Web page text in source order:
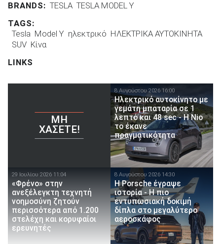
BRANDS: TESLA TESLA MODEL Y
TAGS:
Tesla Model Y ηλεκτρικό ΗΛΕΚΤΡΙΚΑ ΑΥΤΟΚΙΝΗΤΑ
SUV Κίνα
LINKS
ΜΗ
ΧΆΣΕΤΕ!
8 Αυγούστου 2026 16:00
Ηλεκτρικό αυτοκίνητο με
γεμάτη μπαταρία σε 1
λεπτό και 48 sec - Η Nio
το έκανε
πραγματικότητα
29 Ιουλίου 2026 11:04
«Φρένο» στην
ανεξέλεγκτη τεχνητή
νοημοσύνη ζητούν
περισσότερα από 1.200
στελέχη και κορυφαίοι
ερευνητές
8 Αυγούστου 2026 14:30
H Porsche έγραψε
ιστορία - H πιο
εντυπωσιακή δοκιμή
δίπλα στο μεγαλύτερο
αεροσκάφος